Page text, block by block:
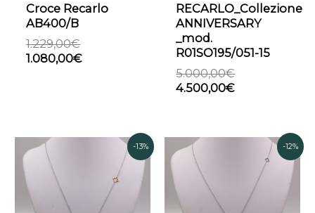
Croce Recarlo
AB400/B
1.229,00€
1.080,00€
RECARLO_Collezione
ANNIVERSARY
_mod.
R01SO195/051-15
5.000,00€
4.500,00€
-13%
originale
2.973,00€.
prezzo
attuale
2.600,00€.
-12%
prezzo
originale
1.912,00€.
Il
è: